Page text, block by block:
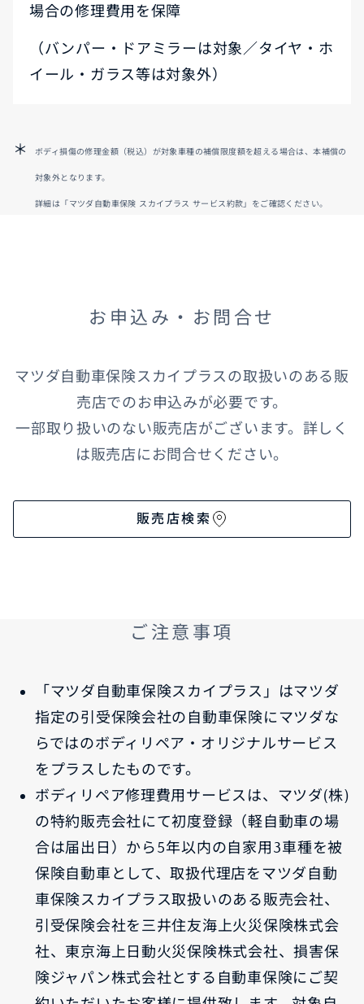
場合の修理費用を保障
（バンパー・ドアミラーは対象／タイヤ・ホ
イール・ガラス等は対象外）
ボディ損傷の修理金額（税込）が対象車種の補償限度額を超える場合は、本補償の
対象外となります。
詳細は「マツダ自動車保険 スカイプラス サービス約款」をご確認ください。
お申込み・お問合せ
マツダ自動車保険スカイプラスの取扱いのある販
売店でのお申込みが必要です。
一部取り扱いのない販売店がございます。詳しく
は販売店にお問合せください。
販売店検索
ご注意事項
「マツダ自動車保険スカイプラス」はマツダ
指定の引受保険会社の自動車保険にマツダな
らではのボディリペア・オリジナルサービス
をプラスしたものです。
ボディリペア修理費用サービスは、マツダ(株)
の特約販売会社にて初度登録（軽自動車の場
合は届出日）から5年以内の自家用3車種を被
保険自動車として、取扱代理店をマツダ自動
車保険スカイプラス取扱いのある販売会社、
引受保険会社を三井住友海上火災保険株式会
社、東京海上日動火災保険株式会社、損害保
険ジャパン株式会社とする自動車保険にご契